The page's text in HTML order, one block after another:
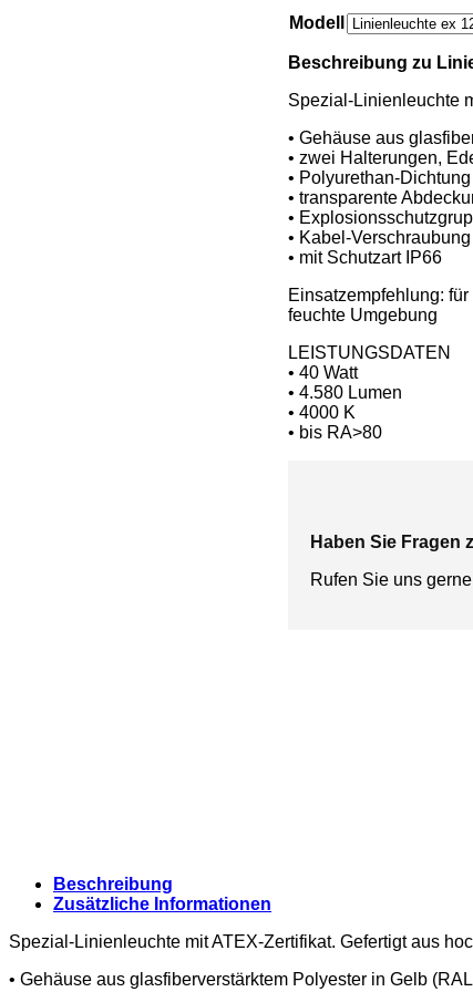
Modell
Beschreibung zu
Spezial-Linienleuchte
• Gehäuse aus
• zwei Halterungen,
• Polyurethan-Dichtung
• transparente
•
• Kabel-
• mit Schutzart IP66
Einsatzempfehlung:
feuchte Umgebung
LEISTUNGSDATEN
• 40 Watt
• 4.580 Lumen
• 4000 K
• bis RA>80
Haben Sie Fragen
Rufen Sie uns
Beschreibung
Zusätzliche Informationen
Spezial-Linienleuchte mit ATEX-Zertifikat. Gefertigt aus
• Gehäuse aus glasfiberverstärktem Polyester in Gelb